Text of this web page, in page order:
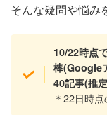
そんな疑問や悩み
10/22時点
棒(Google
40記事(推
＊22日時